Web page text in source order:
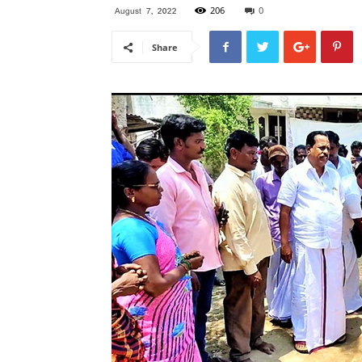
August 7, 2022 206 0
Share